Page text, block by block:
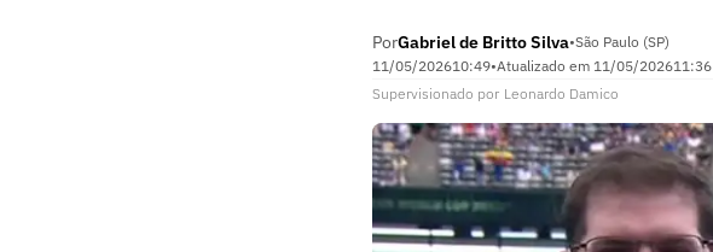
PorGabriel de Britto Silva•São Paulo (SP)
11/05/202610:49•Atualizado em 11/05/202611:36
Supervisionado por Leonardo Damico